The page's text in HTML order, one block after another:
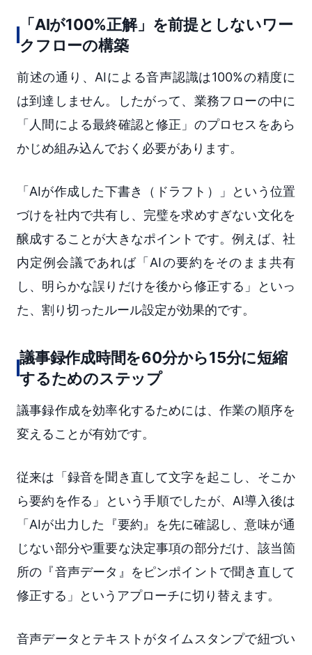
「AIが100%正解」を前提としないワー
クフローの構築
前述の通り、AIによる音声認識は100%の精度に
は到達しません。したがって、業務フローの中に
「人間による最終確認と修正」のプロセスをあら
かじめ組み込んでおく必要があります。
「AIが作成した下書き（ドラフト）」という位置
づけを社内で共有し、完璧を求めすぎない文化を
醸成することが大きなポイントです。例えば、社
内定例会議であれば「AIの要約をそのまま共有
し、明らかな誤りだけを後から修正する」といっ
た、割り切ったルール設定が効果的です。
議事録作成時間を60分から15分に短縮
するためのステップ
議事録作成を効率化するためには、作業の順序を
変えることが有効です。
従来は「録音を聞き直して文字を起こし、そこか
ら要約を作る」という手順でしたが、AI導入後は
「AIが出力した『要約』を先に確認し、意味が通
じない部分や重要な決定事項の部分だけ、該当箇
所の『音声データ』をピンポイントで聞き直して
修正する」というアプローチに切り替えます。
音声データとテキストがタイムスタンプで紐づい